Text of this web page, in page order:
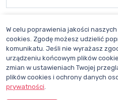
Doradca Techniczno-
LEBO recruitment HVACR
W celu poprawienia jakości
cookies. Zgodę możesz udzielić
komunikatu. Jeśli nie wyrażasz
urządzeniu końcowym plików
zmian w ustawieniach Twojej
plików cookies i ochrony danych
prywatności.